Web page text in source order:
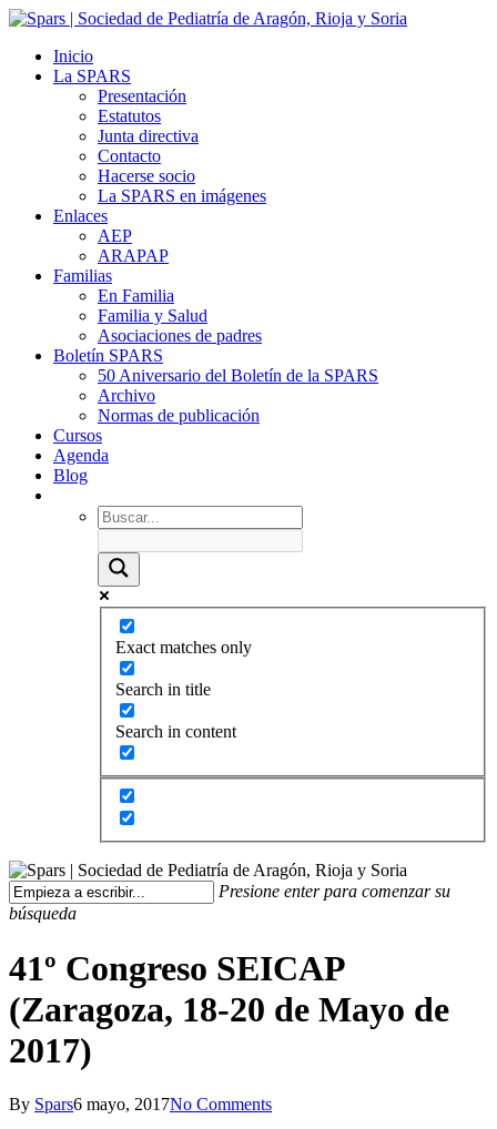
Inicio
La SPARS
Presentación
Estatutos
Junta directiva
Contacto
Hacerse socio
La SPARS en imágenes
Enlaces
AEP
ARAPAP
Familias
En Familia
Familia y Salud
Asociaciones de padres
Boletín SPARS
50 Aniversario del Boletín de la SPARS
Archivo
Normas de publicación
Cursos
Agenda
Blog
Exact matches only
Search in title
Search in content
Presione enter para comenzar su
búsqueda
41º Congreso SEICAP
(Zaragoza, 18-20 de Mayo de
2017)
By Spars6 mayo, 2017No Comments